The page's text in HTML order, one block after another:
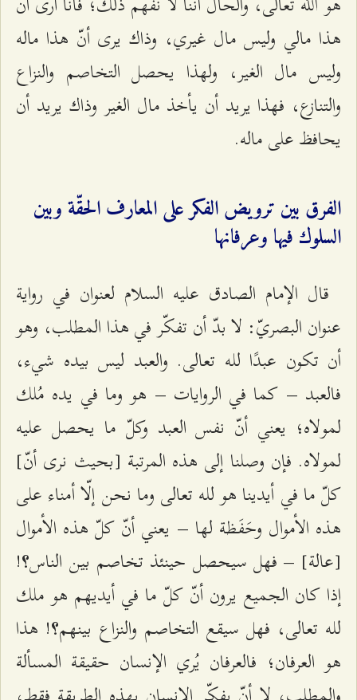
هذا مالي وليس مال غيري، وذاك يرى أنّ هذا ماله
وليس مال الغير، ولهذا يحصل التخاصم والنزاع
والتنازع، فهذا يريد أن يأخذ مال الغير وذاك يريد أن
يحافظ على ماله.
الفرق بين ترويض الفكر على المعارف الحقّة وبين
السلوك فيها وعرفانها
قال الإمام الصادق عليه السلام لعنوان في رواية
عنوان البصريّ: لا بدّ أن تفكّر في هذا المطلب، وهو
أن تكون عبدًا لله تعالى. والعبد ليس بيده شيء،
فالعبد – كما في الروايات – هو وما في يده مُلك
لمولاه؛ يعني أنّ نفس العبد وكلّ ما يحصل عليه
لمولاه. فإن وصلنا إلى هذه المرتبة [بحيث نرى أنّ]
كلّ ما في أيدينا هو لله تعالى وما نحن إلّا أمناء على
هذه الأموال وحَفَظة لها – يعني أنّ كلّ هذه الأموال
[عالة] – فهل سيحصل حينئذ تخاصم بين الناس؟!
إذا كان الجميع يرون أنّ كلّ ما في أيديهم هو ملك
لله تعالى، فهل سيقع التخاصم والنزاع بينهم؟! هذا
هو العرفان؛ فالعرفان يُري الإنسان حقيقة المسألة